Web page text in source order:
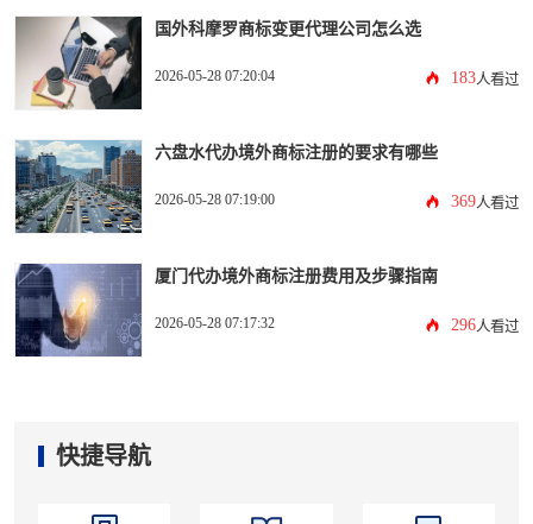
国外科摩罗商标变更代理公司怎么选
2026-05-28 07:20:04 183人看过
六盘水代办境外商标注册的要求有哪些
2026-05-28 07:19:00 369人看过
厦门代办境外商标注册费用及步骤指南
2026-05-28 07:17:32 296人看过
快捷导航